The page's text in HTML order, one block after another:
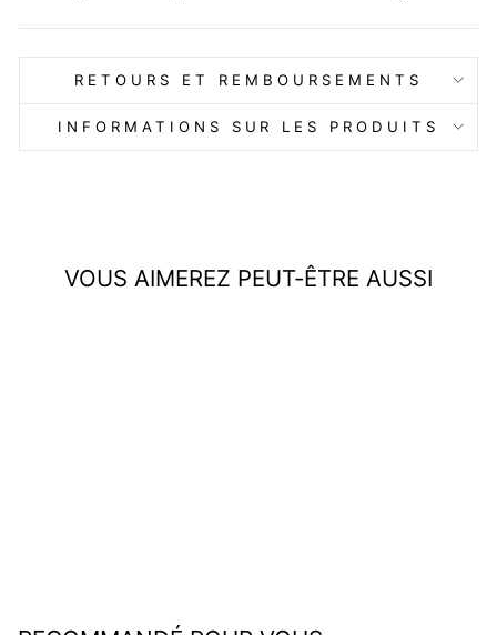
RETOURS ET REMBOURSEMENTS
INFORMATIONS SUR LES PRODUITS
VOUS AIMEREZ PEUT-ÊTRE AUSSI